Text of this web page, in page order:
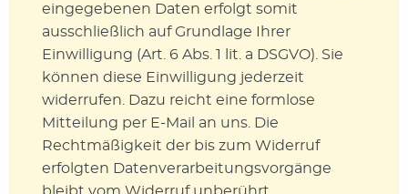
eingegebenen Daten erfolgt somit
ausschließlich auf Grundlage Ihrer
Einwilligung (Art. 6 Abs. 1 lit. a DSGVO). Sie
können diese Einwilligung jederzeit
widerrufen. Dazu reicht eine formlose
Mitteilung per E-Mail an uns. Die
Rechtmäßigkeit der bis zum Widerruf
erfolgten Datenverarbeitungsvorgänge